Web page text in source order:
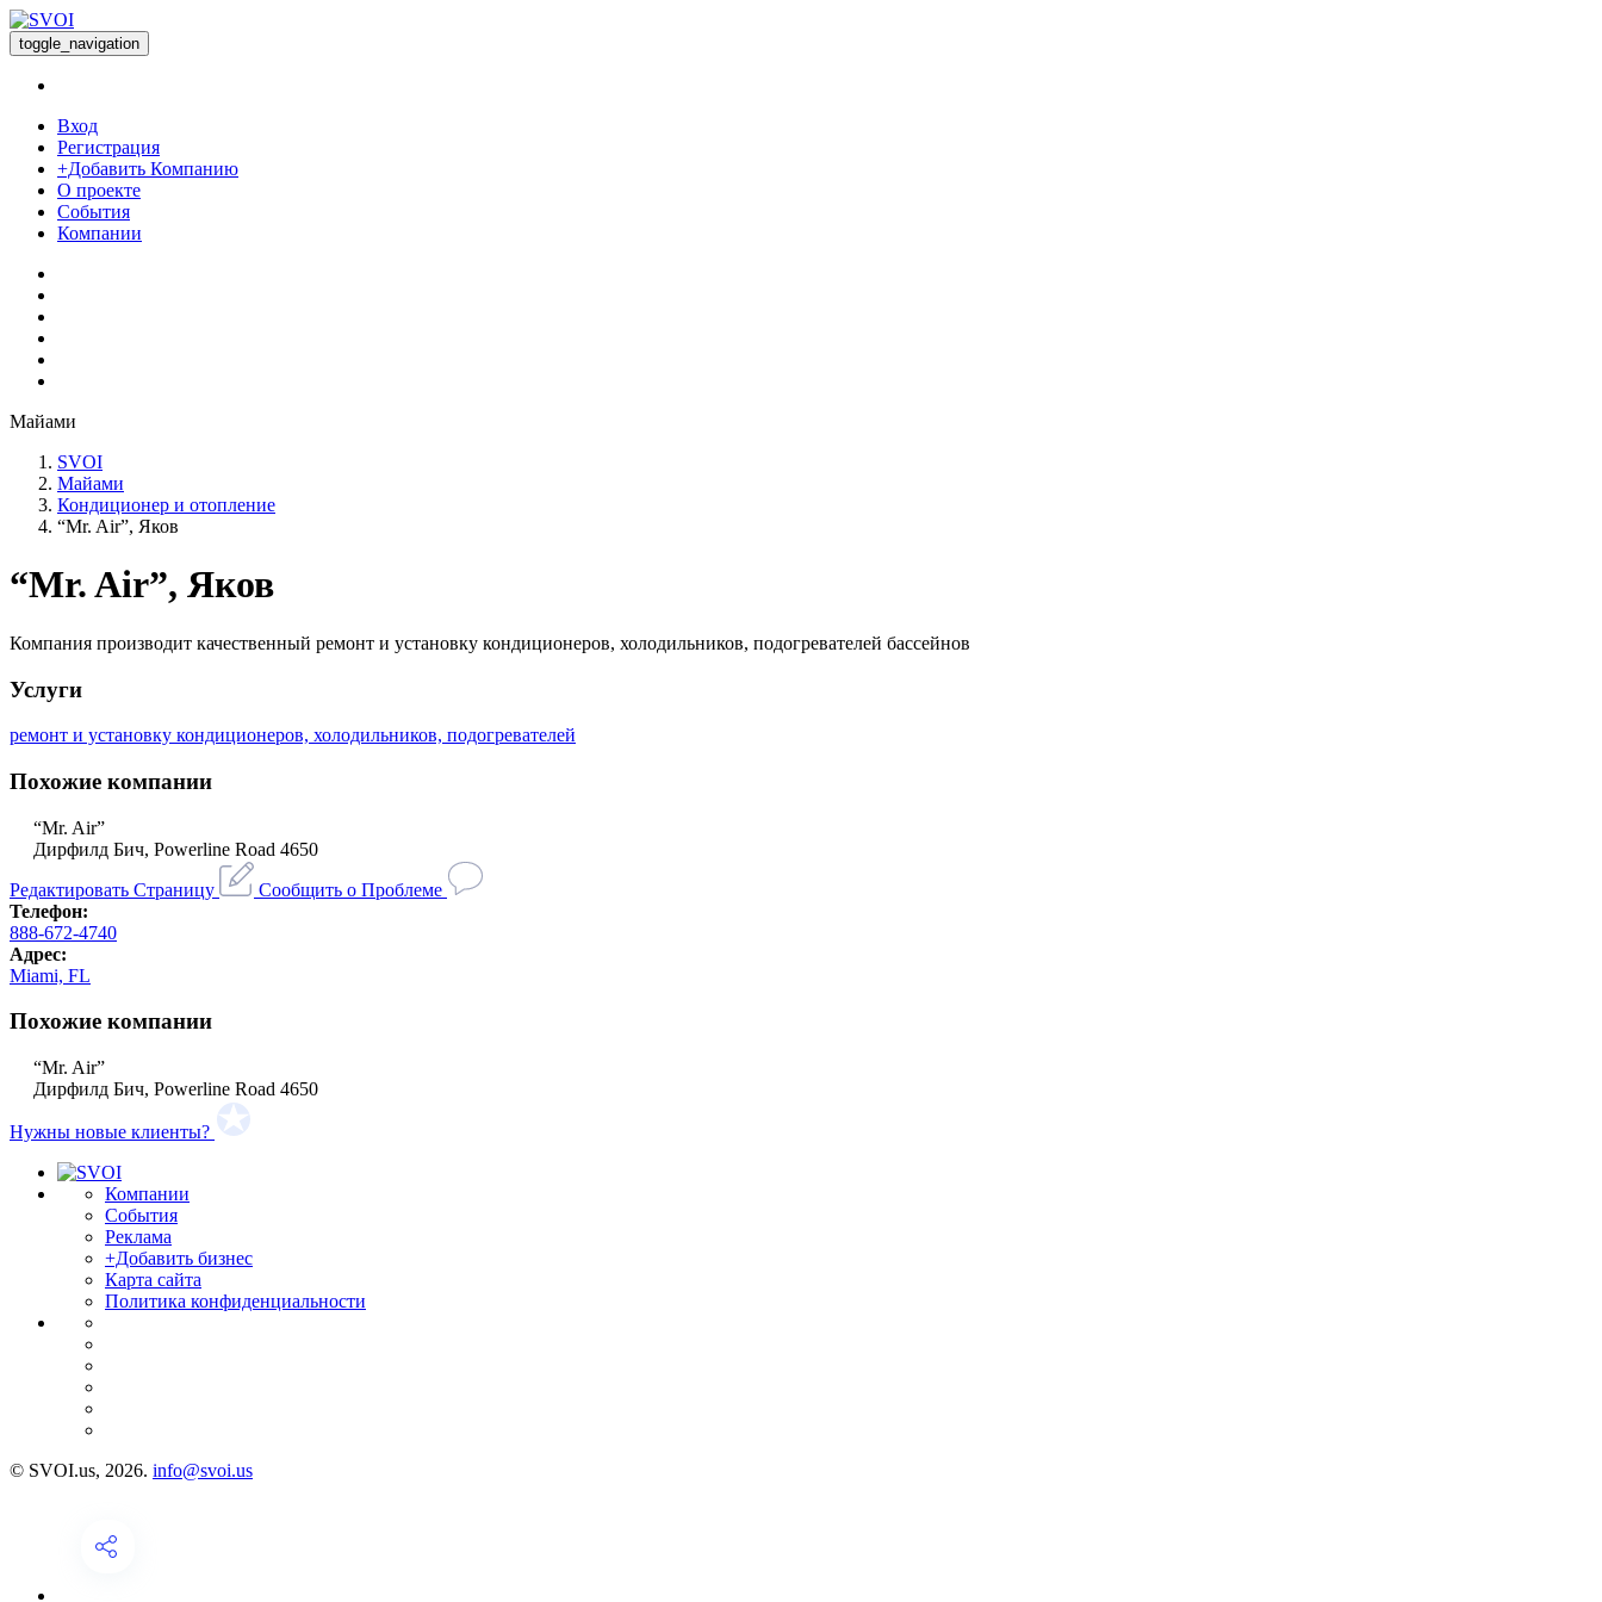
toggle_navigation
Вход
Регистрация
+Добавить Компанию
О проекте
События
Компании
Майами
SVOI
Майами
Кондиционер и отопление
“Mr. Air”, Яков
“Mr. Air”, Яков
Компания производит качественный ремонт и установку кондиционеров, холодильников, подогревателей бассейнов
Услуги
ремонт и установку кондиционеров, холодильников, подогревателей
Похожие компании
“Mr. Air”
Дирфилд Бич, Powerline Road 4650
Редактировать Страницу
Сообщить о Проблеме
Телефон:
888-672-4740
Адрес:
Miami, FL
Похожие компании
“Mr. Air”
Дирфилд Бич, Powerline Road 4650
Нужны новые клиенты?
Компании
События
Реклама
+Добавить бизнес
Карта сайта
Политика конфиденциальности
© SVOI.us, 2026. info@svoi.us